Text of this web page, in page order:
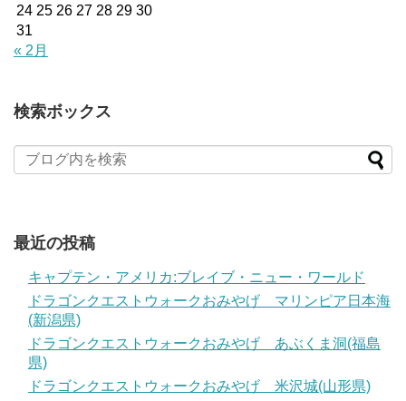
24 25 26 27 28 29 30
31
« 2月
検索ボックス
最近の投稿
キャプテン・アメリカ:ブレイブ・ニュー・ワールド
ドラゴンクエストウォークおみやげ マリンピア日本海
(新潟県)
ドラゴンクエストウォークおみやげ あぶくま洞(福島
県)
ドラゴンクエストウォークおみやげ 米沢城(山形県)